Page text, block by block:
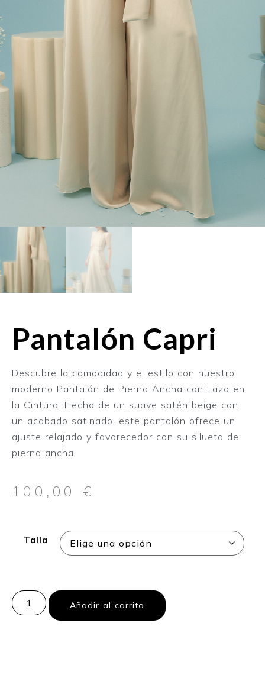
Pantalón Capri
Descubre la comodidad y el estilo con nuestro
moderno Pantalón de Pierna Ancha con Lazo en
la Cintura. Hecho de un suave satén beige con
un acabado satinado, este pantalón ofrece un
ajuste relajado y favorecedor con su silueta de
pierna ancha.
100,00 €
Talla
Añadir al carrito